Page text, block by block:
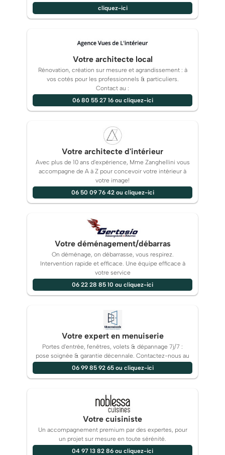
cliquez-ici
Votre architecte local
Rénovation, création sur mesure et agrandissement : à
vos cotés pour les professionnels & particuliers.
Contact au :
06 80 55 27 16 ou cliquez-ici
Votre architecte d'intérieur
Avec plus de 10 ans d'expérience, Mme Zanghellini vous
accompagne de A à Z pour concevoir votre intérieur à
votre image!
06 50 09 76 42 ou cliquez-ici
Votre déménagement/débarras
On déménage, on débarrasse, vous respirez.
Intervention rapide et efficace. Une équipe efficace à
votre service
06 22 28 85 10 ou cliquez-ici
Votre expert en menuiserie
Portes d'entrée, fenêtres, volets & dépannage 7j/7 :
pose soignée & garantie décennale. Contactez-nous au
06 99 85 92 65 ou cliquez-ici
Votre cuisiniste
Un accompagnement premium par des expertes, pour
un projet sur mesure en toute sérénité.
04 97 13 82 86 ou cliquez-ici